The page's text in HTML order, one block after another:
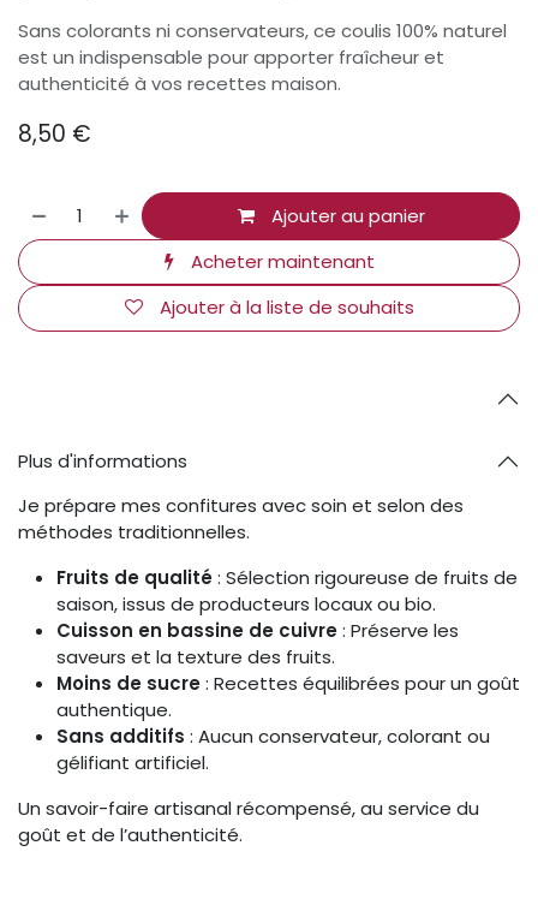
Sans colorants ni conservateurs, ce coulis 100% naturel
est un indispensable pour apporter fraîcheur et
authenticité à vos recettes maison.
8,50 €
Ajouter au panier
Acheter maintenant
Ajouter à la liste de souhaits
Plus d'informations
Je prépare mes confitures avec soin et selon des
méthodes traditionnelles.
Fruits de qualité: Sélection rigoureuse de fruits de
saison, issus de producteurs locaux ou bio.
Cuisson en bassine de cuivre: Préserve les
saveurs et la texture des fruits.
Moins de sucre: Recettes équilibrées pour un goût
authentique.
Sans additifs : Aucun conservateur, colorant ou
gélifiant artificiel.
Un savoir-faire artisanal récompensé, au service du
goût et de l’authenticité.